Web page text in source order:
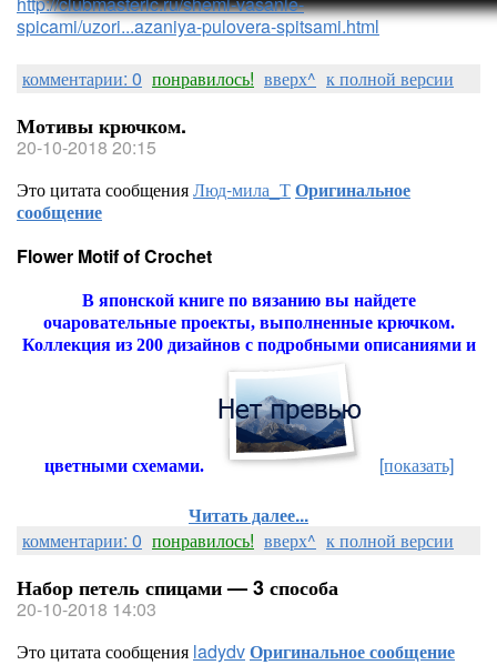
spicami/uzori...azaniya-pulovera-spitsami.html
комментарии: 0 понравилось! вверх^ к полной версии
Мотивы крючком.
20-10-2018 20:15
Это цитата сообщенияЛюд-мила_ТОригинальное
сообщение
Flower Motif of Crochet
В японской книге по вязанию вы найдете
очаровательные проекты, выполненные крючком.
Коллекция из 200 дизайнов с подробными описаниями и
цветными схемами.
[показать]
Читать далее...
комментарии: 0 понравилось! вверх^ к полной версии
Набор петель спицами — 3 способа
20-10-2018 14:03
Это цитата сообщения ladydvОригинальное сообщение